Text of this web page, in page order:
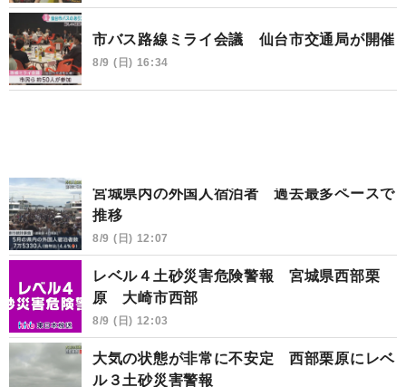
市バス路線ミライ会議 仙台市交通局が開催
8/9 (日) 16:34
宮城県内の外国人宿泊者 過去最多ペースで
推移
8/9 (日) 12:07
レベル４土砂災害危険警報 宮城県西部栗
原 大崎市西部
8/9 (日) 12:03
大気の状態が非常に不安定 西部栗原にレベ
ル３土砂災害警報